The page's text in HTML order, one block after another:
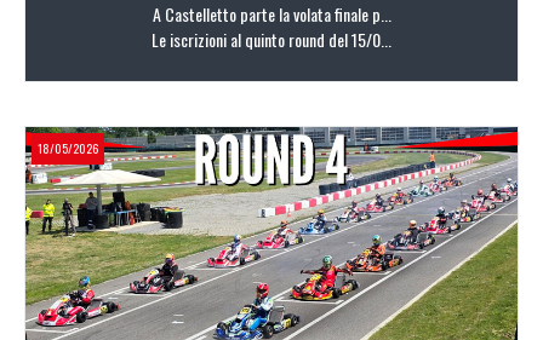
A Castelletto parte la volata finale p...
Le iscrizioni al quinto round del 15/0...
LEGGI TUTTO
18/05/2026